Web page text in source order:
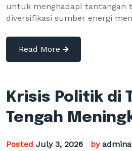
untuk menghadapi tantangan
diversifikasi sumber energi
Read More
Krisis Politik di
Tengah
Posted July 3, 2026 by